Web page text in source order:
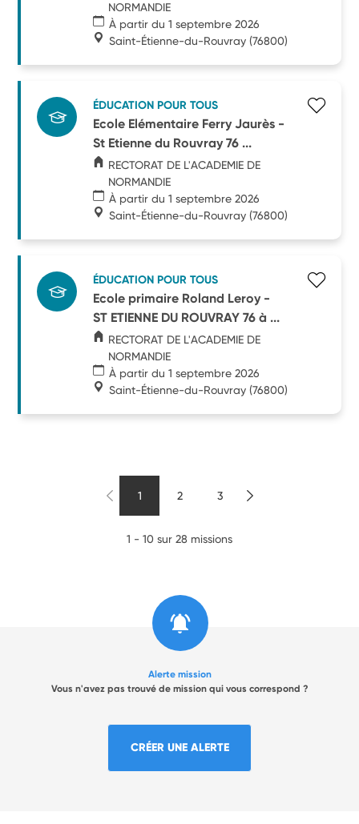
NORMANDIE
À partir du 1 septembre 2026
Saint-Étienne-du-Rouvray (76800)
ÉDUCATION POUR TOUS
Ecole Elémentaire Ferry Jaurès -
St Etienne du Rouvray 76 ...
RECTORAT DE L'ACADEMIE DE
NORMANDIE
À partir du 1 septembre 2026
Saint-Étienne-du-Rouvray (76800)
ÉDUCATION POUR TOUS
Ecole primaire Roland Leroy -
ST ETIENNE DU ROUVRAY 76 à ...
RECTORAT DE L'ACADEMIE DE
NORMANDIE
À partir du 1 septembre 2026
Saint-Étienne-du-Rouvray (76800)
1 2 3
1 - 10 sur 28 missions
Alerte mission
Vous n'avez pas trouvé de mission qui vous correspond ?
CRÉER UNE ALERTE